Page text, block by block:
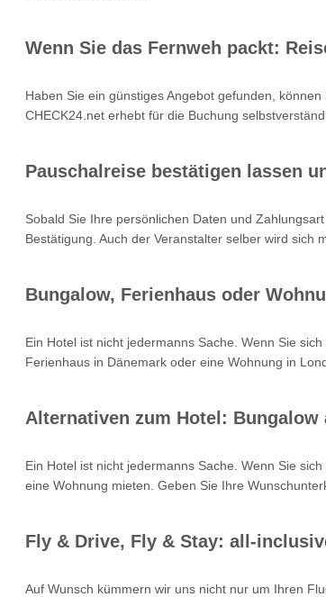
Wenn Sie das Fernweh packt:
Haben Sie ein günstiges Angebot gefunden,
CHECK24.net erhebt für die Buchung
Pauschalreise bestätigen lassen
Sobald Sie Ihre persönlichen Daten und
Bestätigung. Auch der Veranstalter selber wird sich
Bungalow, Ferienhaus oder
Ein Hotel ist nicht jedermanns Sache. Wenn Sie
Ferienhaus in Dänemark oder eine Wohnung in
Alternativen zum Hotel:
Ein Hotel ist nicht jedermanns Sache. Wenn Sie
eine Wohnung mieten. Geben Sie Ihre
Fly & Drive, Fly & Stay: all-
Auf Wunsch kümmern wir uns nicht nur um Ihren